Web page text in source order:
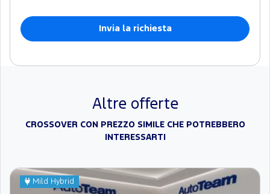
Altre offerte
CROSSOVER CON PREZZO SIMILE CHE POTREBBERO
INTERESSARTI
Mild Hybrid